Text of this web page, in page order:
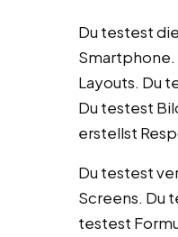
Du testest
Layouts. Du
Du testest
erstellst
Du testest
Screens. Du
testest